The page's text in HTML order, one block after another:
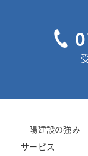
三陽建設の強み
サービス